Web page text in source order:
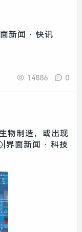
新闻 · 快讯
14886 0
物制造，或出现
界面新闻 · 科技